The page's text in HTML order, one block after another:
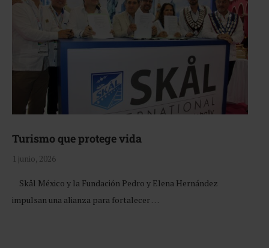
Turismo que protege vida
1 junio, 2026
Skål México y la Fundación Pedro y Elena Hernández
impulsan una alianza para fortalecer …